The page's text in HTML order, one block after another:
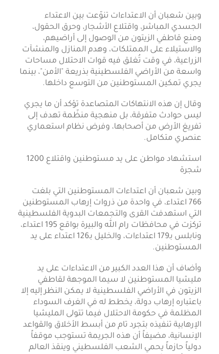
وبين شعبان أن الاعتداءات تنوّعت بين الاعتداء
الجسدي المباشر، واقتلاع الأشجار، وحرق الحقول،
ومنع قاطفي الزيتون من الوصول إلى أراضيهم،
والاستيلاء على الممتلكات، وهدم المنازل والمنشآت
الزراعية، في وقت تُغلق فيه قوات الاحتلال مساحات
واسعة من الأراضي الفلسطينية بذريعة "الأمن"، بينما
يجري تمكين المستوطنين من التوسع داخلها.
وقال إن هذه الانتهاكات المتصاعدة تؤكد أن ما يجري
ليس حوادث متفرقة، بل منهجية منظّمة تهدف إلى
تفريغ الأرض من أصحابها، وفرض نظام استعماري
عنصري متكامل.
استشهاد مواطن على يد مستوطنين واقتلاع 1200
شجرة
وبين شعبان أن اعتداءات المستوطنين التي بلغت
766 اعتداء، في واحدة من ذروات إرهاب المستوطنين
التي استهدفت القرى والتجمعات البدوية الفلسطينية
تركزت في محافظات رام الله والبيرة بواقع 195 اعتداء،
ونابلس بـ179 اعتداءات، والخليل بـ126 اعتداء على يد
المستوطنين.
وأضاف أن هذا العدد الكبير من الاعتداءات على يد
مليشيا المستوطنين لا سيما الموجهة لقاطفي
الزيتون في الأراضي الفلسطينية لا يمكن النظر إليه إلا
باعتباره إرهاب دولة، يخطط له في الغرف السوداء
المظلمة في حكومة الاحتلال فيما تتولى المليشيا
الإرهابية تنفيذه بتجرد تام من أبسط الأخلاق والقواعد
الإنسانية، مضيفاً أن هذه الجريمة تستوجب موقفاً
دولياً حازماً يحمي الشعب الفلسطيني وينقذ العالم